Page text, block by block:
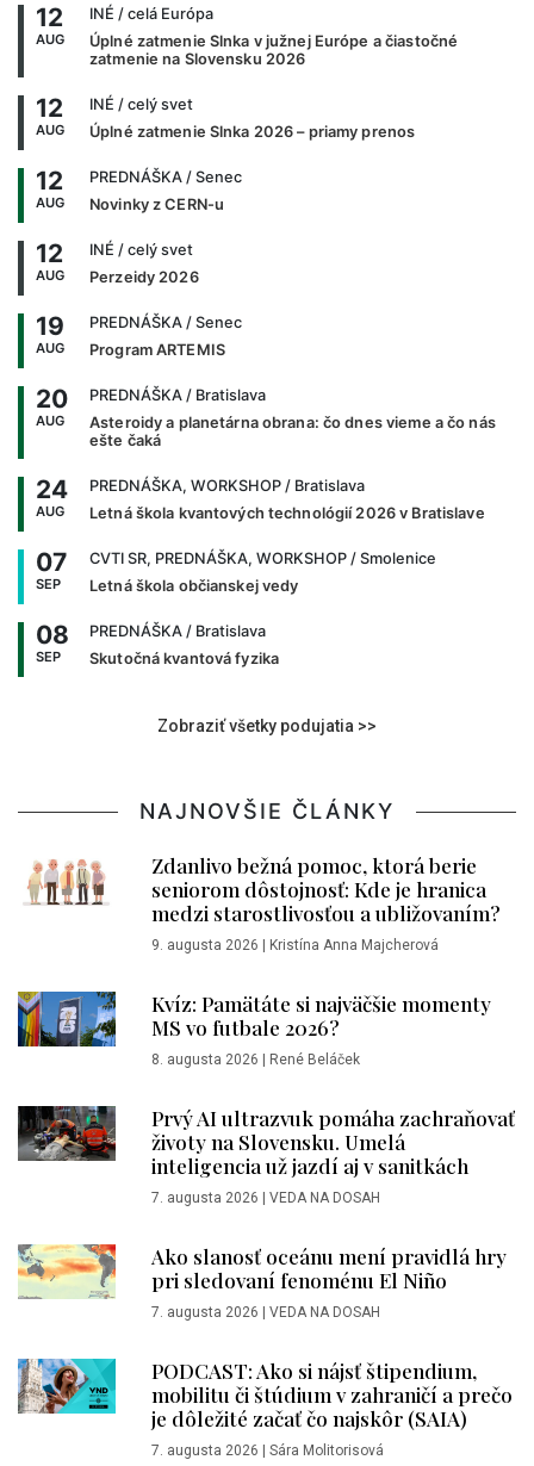
12
AUG
INÉ / celá Európa
Úplné zatmenie Slnka v južnej Európe a čiastočné
zatmenie na Slovensku 2026
12
AUG
INÉ / celý svet
Úplné zatmenie Slnka 2026 – priamy prenos
12
AUG
PREDNÁŠKA / Senec
Novinky z CERN-u
12
AUG
INÉ / celý svet
Perzeidy 2026
19
AUG
PREDNÁŠKA / Senec
Program ARTEMIS
20
AUG
PREDNÁŠKA / Bratislava
Asteroidy a planetárna obrana: čo dnes vieme a čo nás
ešte čaká
24
AUG
PREDNÁŠKA, WORKSHOP / Bratislava
Letná škola kvantových technológií 2026 v Bratislave
07
SEP
CVTI SR, PREDNÁŠKA, WORKSHOP / Smolenice
Letná škola občianskej vedy
08
SEP
PREDNÁŠKA / Bratislava
Skutočná kvantová fyzika
Zobraziť všetky podujatia >>
NAJNOVŠIE ČLÁNKY
Zdanlivo bežná pomoc, ktorá berie
seniorom dôstojnosť: Kde je hranica
medzi starostlivosťou a ubližovaním?
9. augusta 2026 | Kristína Anna Majcherová
Kvíz: Pamätáte si najväčšie momenty
MS vo futbale 2026?
8. augusta 2026 | René Beláček
Prvý AI ultrazvuk pomáha zachraňovať
životy na Slovensku. Umelá
inteligencia už jazdí aj v sanitkách
7. augusta 2026 | VEDA NA DOSAH
Ako slanosť oceánu mení pravidlá hry
pri sledovaní fenoménu El Niño
7. augusta 2026 | VEDA NA DOSAH
PODCAST: Ako si nájsť štipendium,
mobilitu či štúdium v zahraničí a prečo
je dôležité začať čo najskôr (SAIA)
7. augusta 2026 | Sára Molitorisová